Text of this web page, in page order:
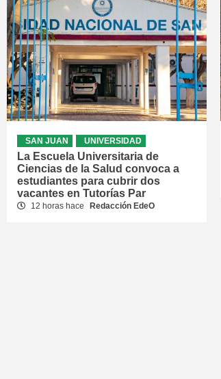
SAN JUAN UNIVERSIDAD
La Escuela Universitaria de
Ciencias de la Salud convoca a
estudiantes para cubrir dos
vacantes en Tutorías Par
12 horas hace Redacción EdeO